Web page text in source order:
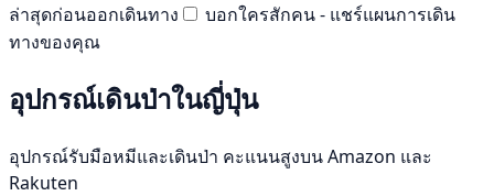
ล่าสุดก่อนออกเดินทาง
บอกใครสักคน - แชร์แผนการเดิน
ทางของคุณ
อุปกรณ์เดินป่าในญี่ปุ่น
อุปกรณ์รับมือหมีและเดินป่า คะแนนสูงบน Amazon และ
Rakuten